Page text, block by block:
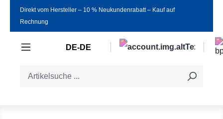
Zum Hauptinhalt springen
Direkt vom Hersteller ‒ 10 % Neukundenrabatt ‒ Kauf auf
Rechnung
DE-DE